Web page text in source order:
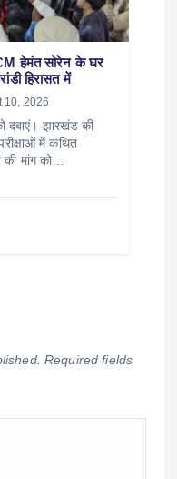
CM हेमंत सोरेन के घर
हिरासत में
10, 2026
दबाएं। झारखंड की
में कथित
मांग को…
Required fields